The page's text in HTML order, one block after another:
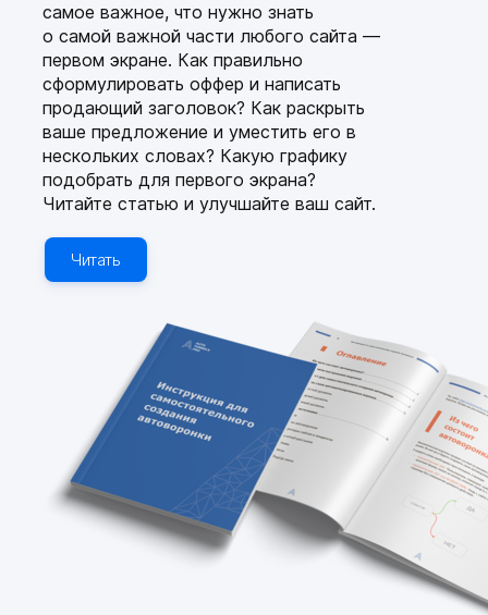
самое важное, что нужно знать
о самой важной части любого сайта —
первом экране. Как правильно
сформулировать оффер и написать
продающий заголовок? Как раскрыть
ваше предложение и уместить его в
нескольких словах? Какую графику
подобрать для первого экрана?
Читайте статью и улучшайте ваш сайт.
Читать